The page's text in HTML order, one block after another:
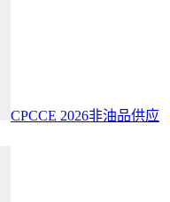
CPCCE 2026非油品供应